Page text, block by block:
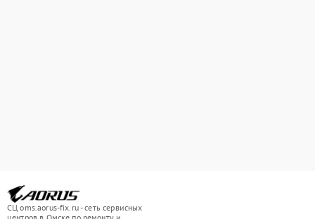
СЦ oms.aorus-fix.ru - сеть сервисных